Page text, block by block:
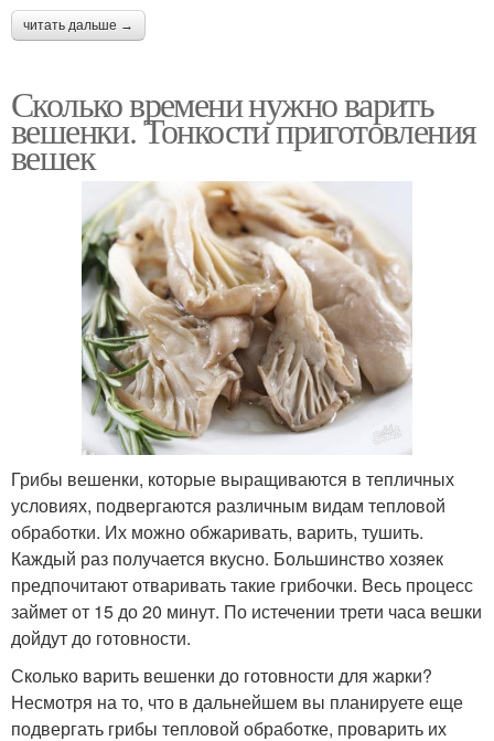
читать дальше →
Сколько времени нужно варить
вешенки. Тонкости приготовления
вешек
Грибы вешенки, которые выращиваются в тепличных
условиях, подвергаются различным видам тепловой
обработки. Их можно обжаривать, варить, тушить.
Каждый раз получается вкусно. Большинство хозяек
предпочитают отваривать такие грибочки. Весь процесс
займет от 15 до 20 минут. По истечении трети часа вешки
дойдут до готовности.
Сколько варить вешенки до готовности для жарки?
Несмотря на то, что в дальнейшем вы планируете еще
подвергать грибы тепловой обработке, проварить их